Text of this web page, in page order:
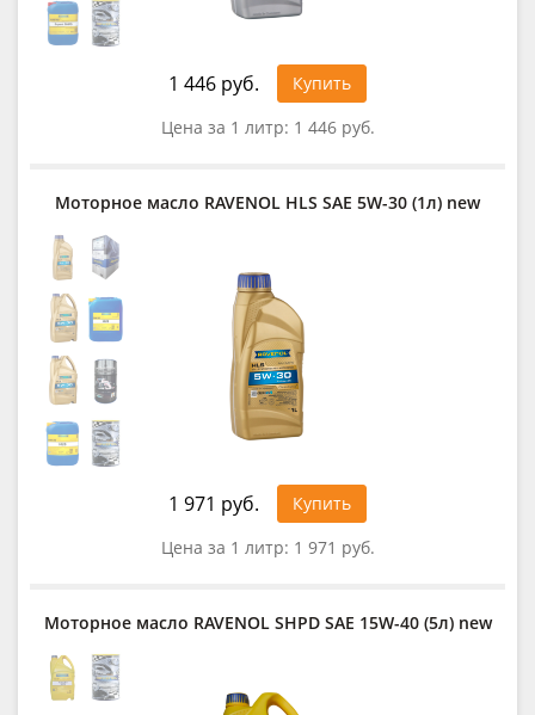
1 446 руб.
Купить
Цена за 1 литр: 1 446 руб.
Моторное масло RAVENOL HLS SAE 5W-30 (1л) new
1 971 руб.
Купить
Цена за 1 литр: 1 971 руб.
Моторное масло RAVENOL SHPD SAE 15W-40 (5л) new